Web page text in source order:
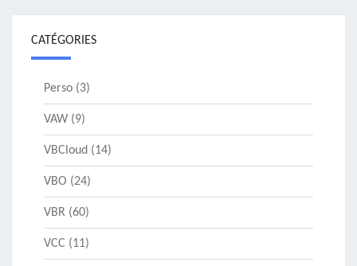
CATÉGORIES
Perso (3)
VAW (9)
VBCloud (14)
VBO (24)
VBR (60)
VCC (11)